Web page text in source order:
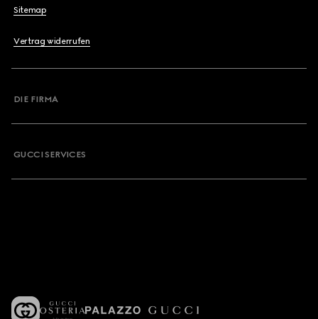
Sitemap
Vertrag widerrufen
DIE FIRMA
GUCCI SERVICES